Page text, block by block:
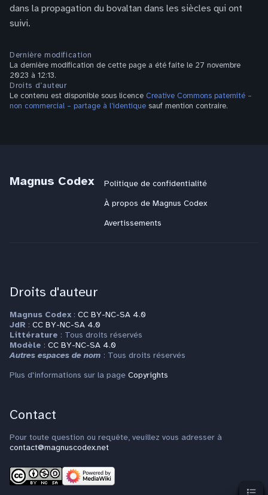
dans la propagation du bovaltan dans les siècles qui ont
suivi.
Dernière modification
La dernière modification de cette page a été faite le 27 novembre
2023 à 12:13.
Droits d’auteur
Le contenu est disponible sous licence Creative Commons paternité –
non commercial – partage à l’identique sauf mention contraire.
Magnus Codex
Politique de confidentialité
À propos de Magnus Codex
Avertissements
Droits d'auteur
Magnus Codex : CC BY-NC-SA 4.0
JdR : CC BY-NC-SA 4.0
Littérature : Tous droits réservés
Modèle : CC BY-NC-SA 4.0
Autres espaces de nom : Tous droits réservés
Plus d'informations sur la page Copyrights
Contact
Pour toute question ou requête, veuillez vous adresser à
contact@magnuscodex.net